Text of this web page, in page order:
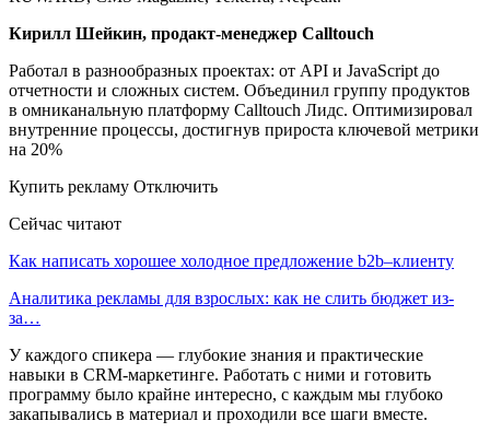
Кирилл Шейкин, продакт-менеджер Calltouch
Работал в разнообразных проектах: от API и JavaScript до
отчетности и сложных систем. Объединил группу продуктов
в омниканальную платформу Calltouch Лидс. Оптимизировал
внутренние процессы, достигнув прироста ключевой метрики
на 20%
Купить рекламу Отключить
Сейчас читают
Как написать хорошее холодное предложение b2b–клиенту
Аналитика рекламы для взрослых: как не слить бюджет из-
за…
У каждого спикера — глубокие знания и практические
навыки в CRM-маркетинге. Работать с ними и готовить
программу было крайне интересно, с каждым мы глубоко
закапывались в материал и проходили все шаги вместе.